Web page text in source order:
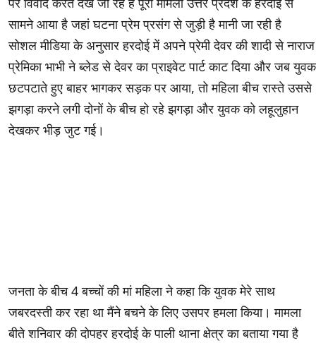
सामने आया है जहां घटना प्रेम प्रसंग से जुड़ी है मानी जा रही है
सोशल मीडिया के अनुसार हरदोई में अपने प्रेमी देवर की शादी से नाराज
प्रेमिका भाभी ने ब्लेड से देवर का प्राइवेट पार्ट काट दिया और जब युवक
छटपटाते हुए बाहर भागकर सड़क पर आया, तो महिला बीच रास्ते उससे
झगड़ा करने लगी दोनों के बीच हो रहे झगड़ा और युवक को लहूलुहान
देखकर भीड़ जुट गई।
जनता के बीच 4 बच्चों की मां महिला ने कहा कि युवक मेरे साथ
जबरदस्ती कर रहा था मैंने बचने के लिए उसपर हमला किया। मामला
बीते शनिवार की दोपहर हरदोई के पाली थाना क्षेत्र का बताया गया है